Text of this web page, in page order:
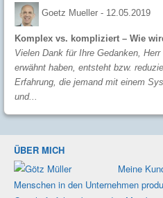
Goetz Mueller - 12.05.2019
Komplex vs. kompliziert – Wie
Vielen Dank für Ihre Gedanken,
erwähnt haben, entsteht bzw.
Erfahrung, die jemand mit einem
und...
ÜBER MICH
Meine
Men­schen in den Unter­nehmen